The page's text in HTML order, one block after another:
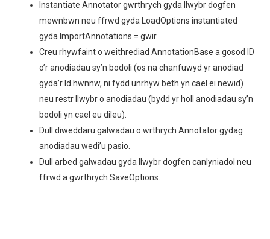
Instantiate Annotator gwrthrych gyda llwybr dogfen
mewnbwn neu ffrwd gyda LoadOptions instantiated
gyda ImportAnnotations = gwir.
Creu rhywfaint o weithrediad AnnotationBase a gosod ID
o’r anodiadau sy’n bodoli (os na chanfuwyd yr anodiad
gyda’r Id hwnnw, ni fydd unrhyw beth yn cael ei newid)
neu restr llwybr o anodiadau (bydd yr holl anodiadau sy’n
bodoli yn cael eu dileu).
Dull diweddaru galwadau o wrthrych Annotator gydag
anodiadau wedi’u pasio.
Dull arbed galwadau gyda llwybr dogfen canlyniadol neu
ffrwd a gwrthrych SaveOptions.